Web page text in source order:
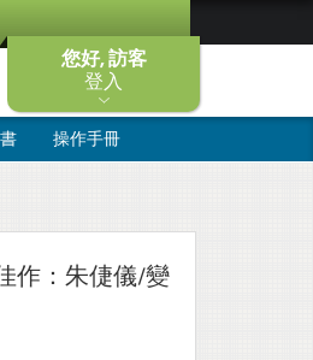
您好, 訪客
登入
操作手冊
作：朱倢儀/變